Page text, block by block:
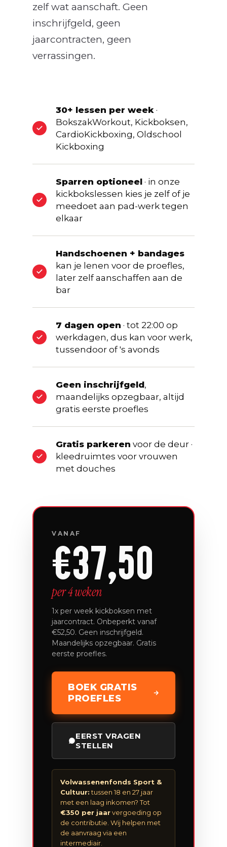
zelf wat aanschaft. Geen
inschrijfgeld, geen
jaarcontracten, geen
verrassingen.
30+ lessen per week ·
BokszakWorkout, Kickboksen,
CardioKickboxing, Oldschool
Kickboxing
Sparren optioneel · in onze
kickbokslessen kies je zelf of je
meedoet aan pad-werk tegen
elkaar
Handschoenen + bandages
kan je lenen voor de proefles,
later zelf aanschaffen aan de
bar
7 dagen open · tot 22:00 op
werkdagen, dus kan voor werk,
tussendoor of 's avonds
Geen inschrijfgeld,
maandelijks opzegbaar, altijd
gratis eerste proefles
Gratis parkeren voor de deur ·
kleedruimtes voor vrouwen
met douches
VANAF
€37,50
per 4 weken
1x per week kickboksen met
jaarcontract. Onbeperkt vanaf
€52,50. Geen inschrijfgeld.
Maandelijks opzegbaar. Gratis
eerste proefles.
BOEK GRATIS
PROEFLES
EERST VRAGEN
STELLEN
Volwassenenfonds Sport &
Cultuur:tussen 18 en 27 jaar
met een laag inkomen? Tot
€350 per jaarvergoeding op
de contributie. Wij helpen met
de aanvraag via een
intermediair.